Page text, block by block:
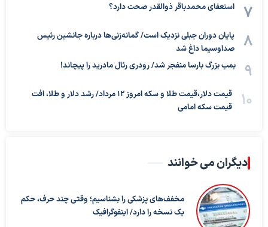
استعفای محمدباقر ذوالقدر صحت دارد؟
پایان دوران جبلی نزدیک است/ گمانه‌زنی‌ها درباره جانشین رئیس
صداوسیما داغ شد
بمب بزرگ بارسا منفجر شد/ رودری رئال مادرید را پیچاند!
قیمت دلار،قیمت طلا و سکه امروز ۱۲ مرداد/ رشد دلار و طلا، افت
قیمت سکه امامی
دیگران می خوانند
مخفف‌های پزشکی را بشناسیم؛ وقتی چند حرف، حکم
یک نسخه را دارد/ اینفوگرافیک